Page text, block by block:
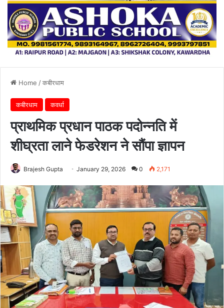
Home /कबीरधाम
कबीरधाम कवर्धा
प्राथमिक प्रधान पाठक पदोन्नति में
शीघ्रता लाने फेडरेशन ने सौंपा ज्ञापन
Brajesh Gupta January 29, 2026 0 2,171